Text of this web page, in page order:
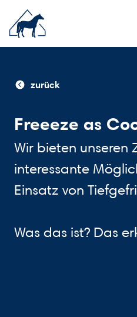
zurück
Freeeze as
Wir bieten unseren
interessante
Einsatz von
Was das ist? Das